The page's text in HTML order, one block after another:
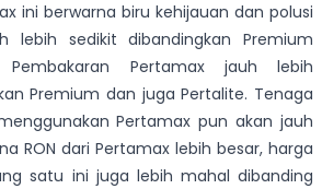
ini berwarna biru kehijauan dan polusi
lebih sedikit dibandingkan Premium
Pertamax jauh lebih
Premium dan juga Pertalite. Tenaga
Pertamax pun akan jauh
RON dari Pertamax lebih besar, harga
satu ini juga lebih mahal dibanding